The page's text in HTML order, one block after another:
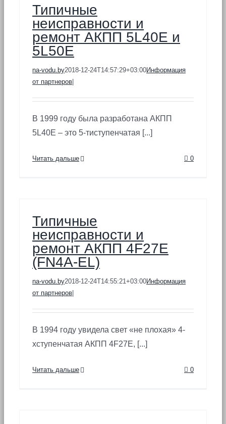
Типичные
неисправности и
ремонт АКПП 5L40E и
5L50E
na-vodu.by2018-12-24T14:57:29+03:00Информация
от партнеров
В 1999 году была разработана АКПП
5L40E – это 5-тиступенчатая [...]
Читать дальше 0
Типичные
неисправности и
ремонт АКПП 4F27E
(FN4A-EL)
na-vodu.by2018-12-24T14:55:21+03:00Информация
от партнеров
В 1994 году увидела свет «не плохая» 4-
хступенчатая АКПП 4F27E, [...]
Читать дальше 0